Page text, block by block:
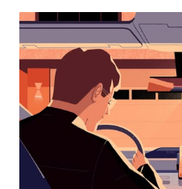
de
te
openen
een
datum
te
selecteren.
Druk
Escape